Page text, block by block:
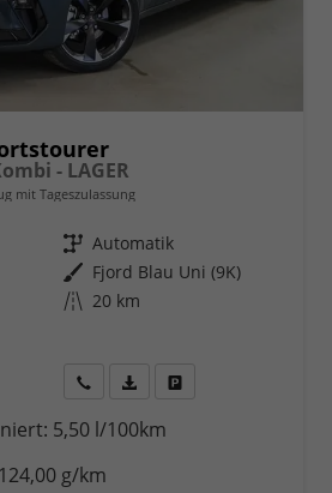
- LAGER
mit Tageszulassung
Getriebe Automatik
Außenfarbe Fjord Blau Uni (9K)
Kilometerstand 20 km
anfordern
Datei,
5,50 l/100km
124,00 g/km